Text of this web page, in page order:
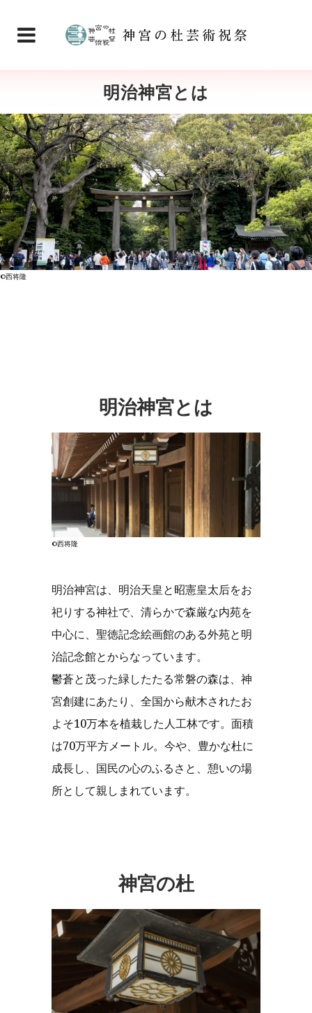
明治神宮とは
©西将隆
明治神宮とは
©西将隆
明治神宮は、明治天皇と昭憲皇太后をお
祀りする神社で、清らかで森厳な内苑を
中心に、聖徳記念絵画館のある外苑と明
治記念館とからなっています。
鬱蒼と茂った緑したたる常磐の森は、神
宮創建にあたり、全国から献木されたお
よそ10万本を植栽した人工林です。面積
は70万平方メートル。今や、豊かな杜に
成長し、国民の心のふるさと、憩いの場
所として親しまれています。
神宮の杜